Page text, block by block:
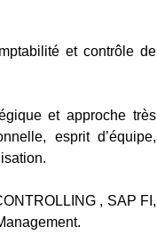
et contrôle de
et approche très
esprit d’équipe,
, SAP FI,